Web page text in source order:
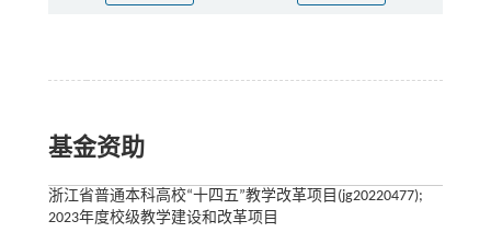
基金资助
浙江省普通本科高校“十四五”教学改革项目(jg20220477);
2023年度校级教学建设和改革项目